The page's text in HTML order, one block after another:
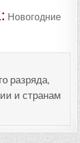
Новогодние
разряда,
и странам